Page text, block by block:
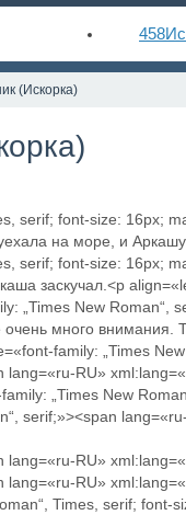
458
(Искорка)
serif; font-size: 16px;
на море, и Аркашу
serif; font-size: 16px;
заскучал.<p
„Times New Roman“,
много внимания.
family: „Times
RU»
„Times New
serif;»><span
RU»
lang=«ru-RU»
Times, serif;